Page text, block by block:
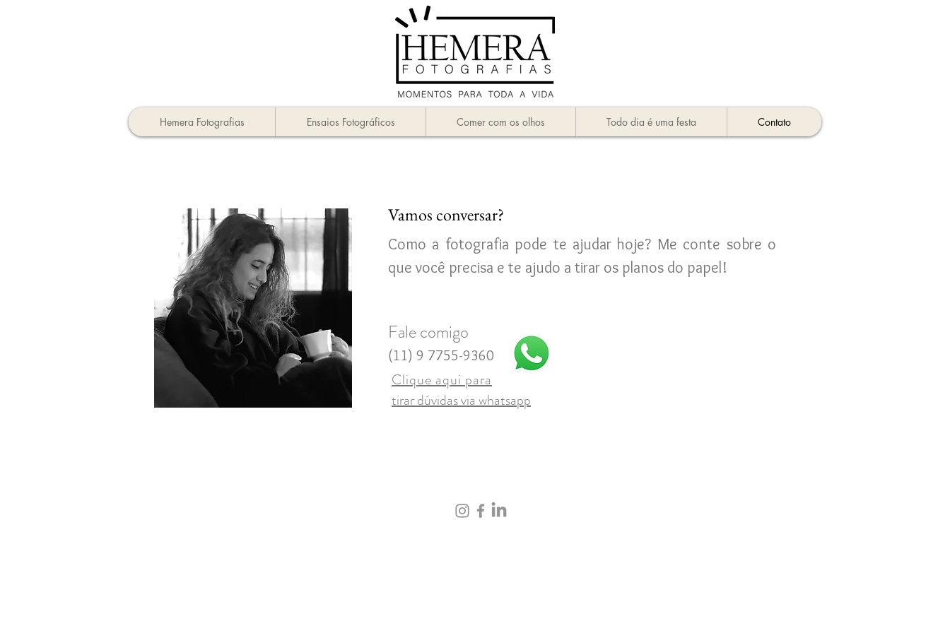
Hemera Fotografias Ensaios Fotográficos Comer com os olhos Todo dia é uma festa Contato
Vamos conversar?
Como a fotografia pode te ajudar hoje? Me conte sobre o
que você precisa e te ajudo a tirar os planos do papel!
Fale comigo
(11) 9 7755-9360
Clique aqui para
tirar dúvidas via whatsapp